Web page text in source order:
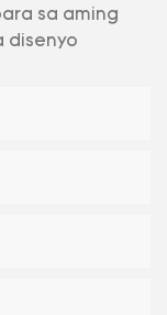
sa aming
disenyo